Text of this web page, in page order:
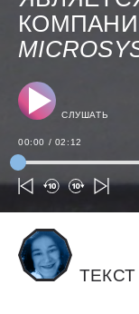
СЛУШАТЬ
00:00 / 02:12
ТЕКСТ